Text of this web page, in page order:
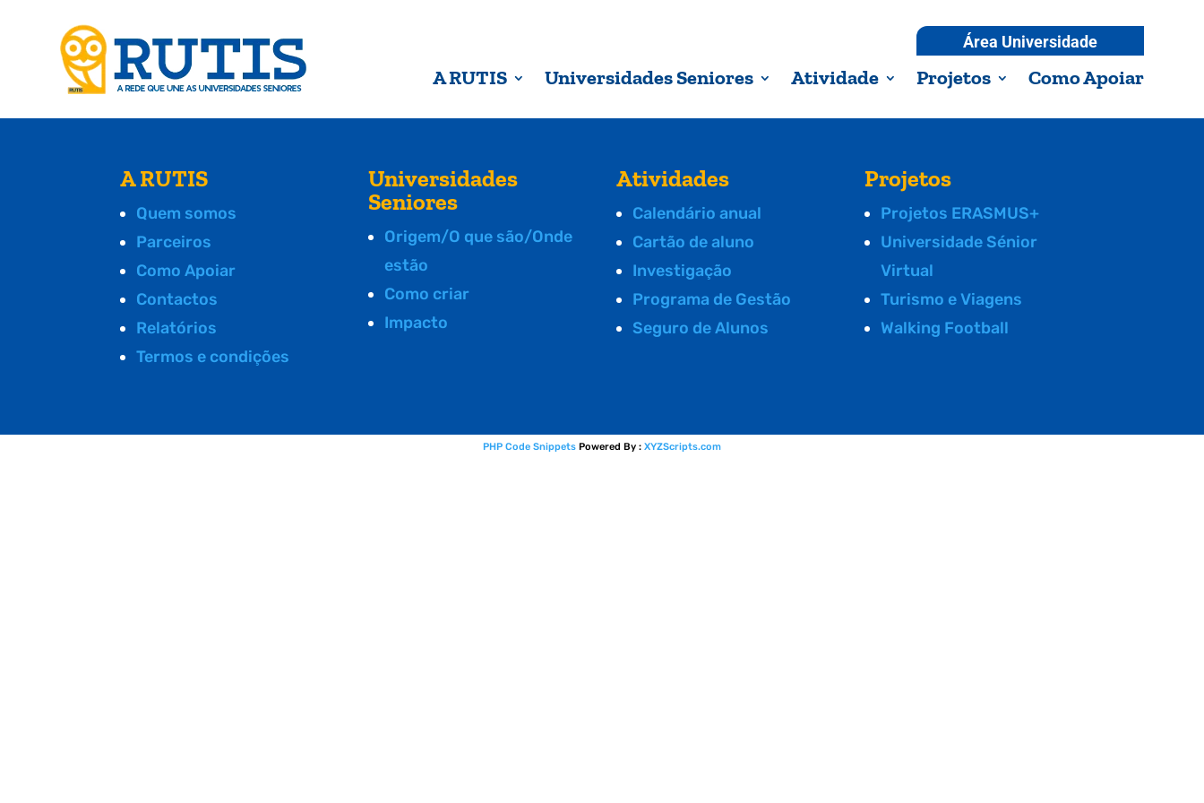
Área Universidade
A RUTIS Universidades Seniores Atividade Projetos Como Apoiar
A RUTIS
Quem somos
Parceiros
Como Apoiar
Contactos
Relatórios
Termos e condições
Universidades
Seniores
Origem/O que são/Onde
estão
Como criar
Impacto
Atividades
Calendário anual
Cartão de aluno
Investigação
Programa de Gestão
Seguro de Alunos
Projetos
Projetos ERASMUS+
Universidade Sénior
Virtual
Turismo e Viagens
Walking Football
PHP Code Snippets Powered By : XYZScripts.com